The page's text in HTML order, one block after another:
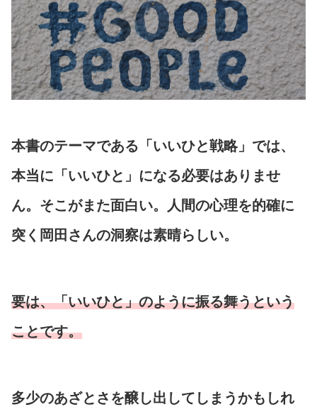
本書のテーマである「いいひと戦略」では、
本当に「いいひと」になる必要はありませ
ん。そこがまた面白い。人間の心理を的確に
突く岡田さんの洞察は素晴らしい。
要は、「いいひと」のように振る舞うという
ことです。
多少のあざとさを醸し出してしまうかもしれ